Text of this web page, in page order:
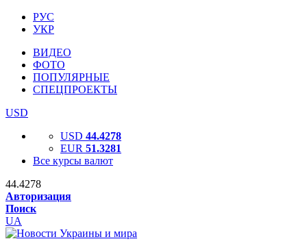
РУС
УКР
ВИДЕО
ФОТО
ПОПУЛЯРНЫЕ
СПЕЦПРОЕКТЫ
USD
USD 44.4278
EUR 51.3281
Все курсы валют
44.4278
Авторизация
Поиск
UA